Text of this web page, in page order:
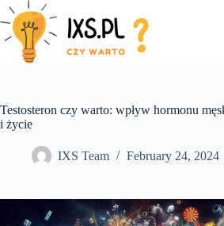
Skip
to
content
Testosteron czy warto: wpływ hormonu
i życie
IXS Team February 24, 2024